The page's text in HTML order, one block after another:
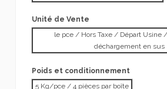
Unité de Vente
le pce / Hors Taxe / Départ Usine
déchargement en sus
Poids et conditionnement
5 Kg/pce / 4 pièces par boîte